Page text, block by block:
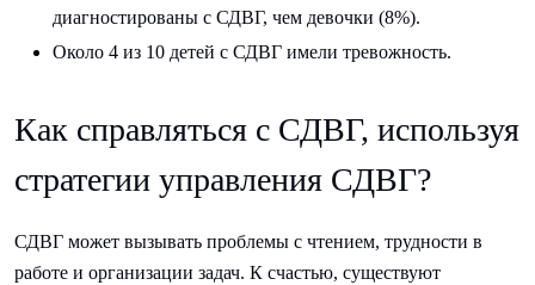
диагностированы с СДВГ, чем девочки (8%).
Около 4 из 10 детей с СДВГ имели тревожность.
Как справляться с СДВГ, используя
стратегии управления СДВГ?
СДВГ может вызывать проблемы с чтением, трудности в
работе и организации задач. К счастью, существуют